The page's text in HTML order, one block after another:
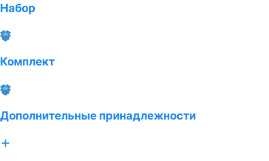
Набор
Комплект
Дополнительные принадлежности